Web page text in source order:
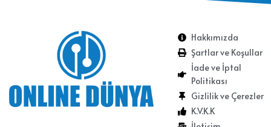
Hakkımızda
Şartlar ve Koşullar
İade ve İptal
Politikası
Gizlilik ve Çerezler
K.V.K.K